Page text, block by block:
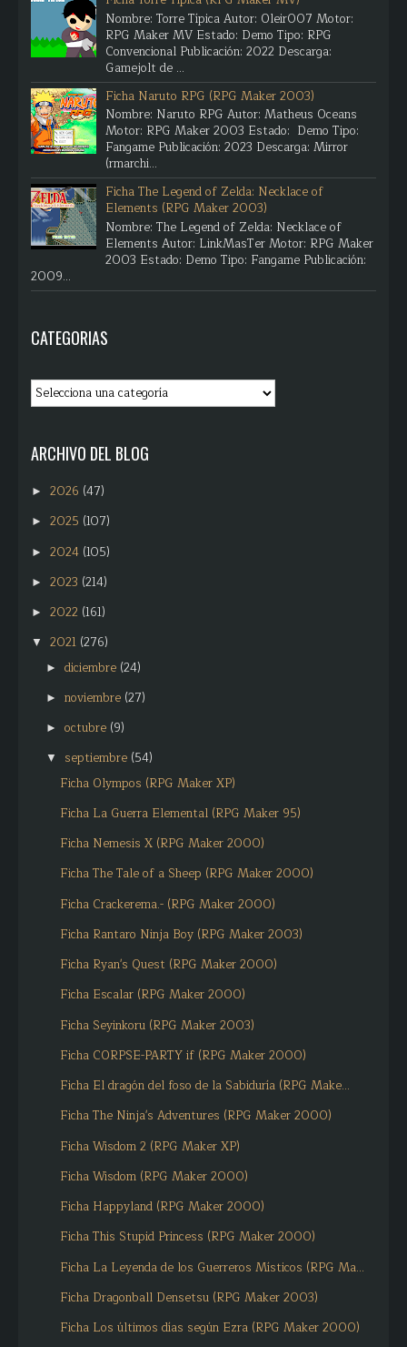
Nombre: Torre Típica Autor: Oleir007 Motor:
RPG Maker MV Estado: Demo Tipo: RPG
Convencional Publicación: 2022 Descarga:
Gamejolt de ...
Ficha Naruto RPG (RPG Maker 2003)
Nombre: Naruto RPG Autor: Matheus Oceans
Motor: RPG Maker 2003 Estado: Demo Tipo:
Fangame Publicación: 2023 Descarga: Mirror
(rmarchi...
Ficha The Legend of Zelda: Necklace of
Elements (RPG Maker 2003)
Nombre: The Legend of Zelda: Necklace of
Elements Autor: LinkMasTer Motor: RPG Maker
2003 Estado: Demo Tipo: Fangame Publicación:
2009...
CATEGORIAS
ARCHIVO DEL BLOG
► 2026 (47)
► 2025 (107)
► 2024 (105)
► 2023 (214)
► 2022 (161)
▼ 2021 (276)
► diciembre (24)
► noviembre (27)
► octubre (9)
▼ septiembre (54)
Ficha Olympos (RPG Maker XP)
Ficha La Guerra Elemental (RPG Maker 95)
Ficha Nemesis X (RPG Maker 2000)
Ficha The Tale of a Sheep (RPG Maker 2000)
Ficha Crackerema.- (RPG Maker 2000)
Ficha Rantaro Ninja Boy (RPG Maker 2003)
Ficha Ryan's Quest (RPG Maker 2000)
Ficha Escalar (RPG Maker 2000)
Ficha Seyinkoru (RPG Maker 2003)
Ficha CORPSE-PARTY if (RPG Maker 2000)
Ficha El dragón del foso de la Sabiduría (RPG Make...
Ficha The Ninja's Adventures (RPG Maker 2000)
Ficha Wisdom 2 (RPG Maker XP)
Ficha Wisdom (RPG Maker 2000)
Ficha Happyland (RPG Maker 2000)
Ficha This Stupid Princess (RPG Maker 2000)
Ficha La Leyenda de los Guerreros Místicos (RPG Ma...
Ficha Dragonball Densetsu (RPG Maker 2003)
Ficha Los últimos días según Ezra (RPG Maker 2000)